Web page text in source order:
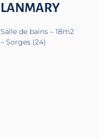
LANMARY
Salle de bains – 18m2
– Sorges (24)